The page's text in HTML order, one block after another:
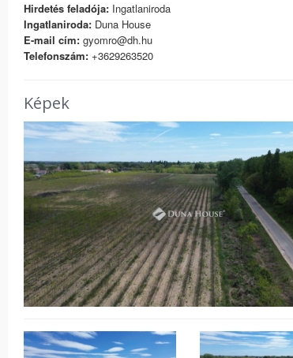
Hirdetés feladója:Ingatlaniroda
Ingatlaniroda:Duna House
E-mail cím:gyomro@dh.hu
Telefonszám:+3629263520
Képek